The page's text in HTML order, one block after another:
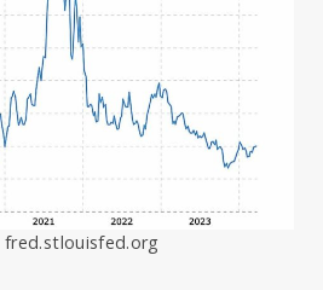
fred.stlouisfed.org